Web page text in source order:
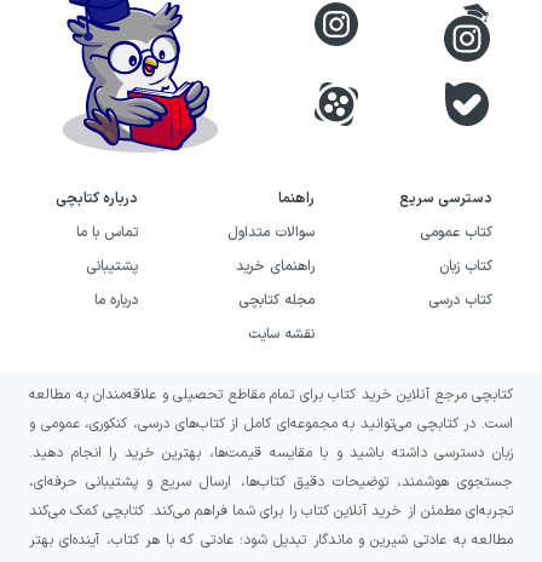
دسترسی سریع
کتاب عمومی
کتاب زبان
کتاب درسی
راهنما
سوالات متداول
راهنمای خرید
مجله کتابچی
نقشه سایت
درباره کتابچی
تماس با ما
پشتیبانی
درباره ما
کتابچی مرجع آنلاین خرید کتاب برای تمام مقاطع تحصیلی و علاقه‌مندان به مطالعه
است. در کتابچی می‌توانید به مجموعه‌ای کامل از کتاب‌های درسی، کنکوری، عمومی و
زبان دسترسی داشته باشید و با مقایسه قیمت‌ها، بهترین خرید را انجام دهید.
جستجوی هوشمند، توضیحات دقیق کتاب‌ها، ارسال سریع و پشتیبانی حرفه‌ای،
تجربه‌ای مطمئن از خرید آنلاین کتاب را برای شما فراهم می‌کند. کتابچی کمک می‌کند
مطالعه به عادتی شیرین و ماندگار تبدیل شود؛ عادتی که با هر کتاب، آینده‌ای بهتر